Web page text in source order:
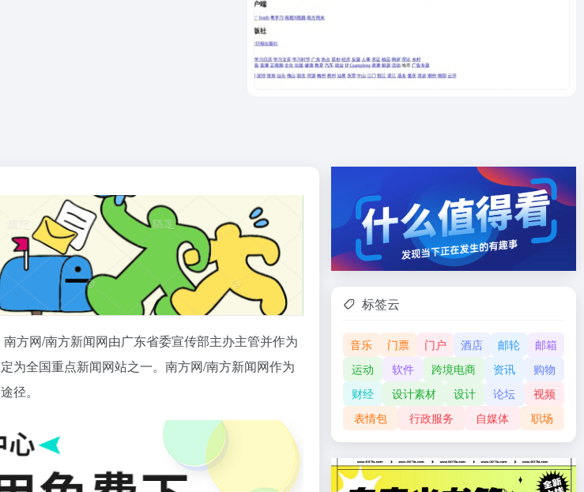
方网/南方新闻网由广东省委宣传部主办主管并作为
为全国重点新闻网站之一。南方网/南方新闻网作为
径。
标签云
音乐 门票 门户 酒店 邮轮
邮箱
运动
软件 跨境电商 资讯
购物
财经
设计素材 设计 论坛
视频
表情包
行政服务 自媒体 职场